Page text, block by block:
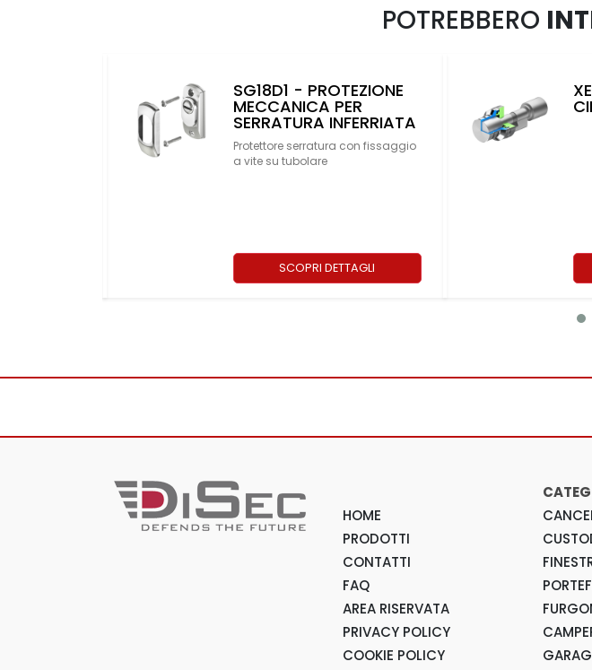
POTREBBERO
XE - PROTEZIONI PER
CILINDRI ELETTRONICI
SCOPRI DETTAGLI
HOME
PRODOTTI
CONTATTI
FAQ
AREA RISERVATA
PRIVACY POLICY
COOKIE POLICY